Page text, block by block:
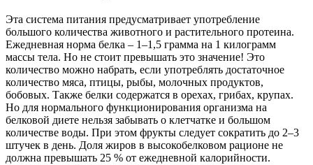
Эта система питания предусматривает употребление
большого количества животного и растительного протеина.
Ежедневная норма белка – 1–1,5 грамма на 1 килограмм
массы тела. Но не стоит превышать это значение! Это
количество можно набрать, если употреблять достаточное
количество мяса, птицы, рыбы, молочных продуктов,
бобовых. Также белки содержатся в орехах, грибах, крупах.
Но для нормального функционирования организма на
белковой диете нельзя забывать о клетчатке и большом
количестве воды. При этом фрукты следует сократить до 2–3
штучек в день. Доля жиров в высокобелковом рационе не
должна превышать 25 % от ежедневной калорийности.